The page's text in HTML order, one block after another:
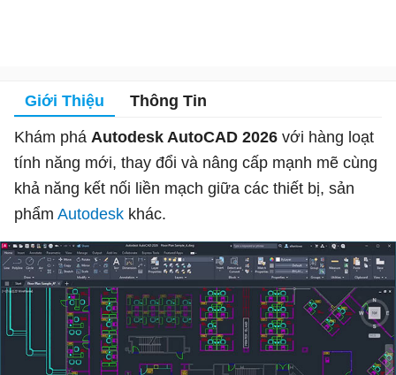
Giới Thiệu Thông Tin
Khám phá Autodesk AutoCAD 2026 với hàng loạt
tính năng mới, thay đổi và nâng cấp mạnh mẽ cùng
khả năng kết nối liền mạch giữa các thiết bị, sản
phẩm Autodesk khác.